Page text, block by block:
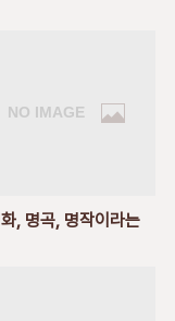
, 명곡, 명작이라는